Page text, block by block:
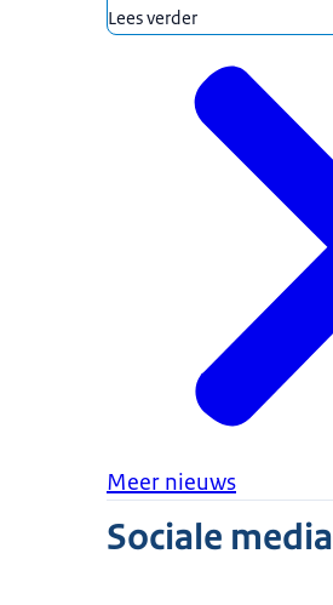
Lees verder
Meer nieuws
Sociale media